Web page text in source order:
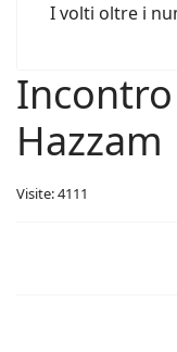
I volti oltre i
Hazzam
Visite: 4111